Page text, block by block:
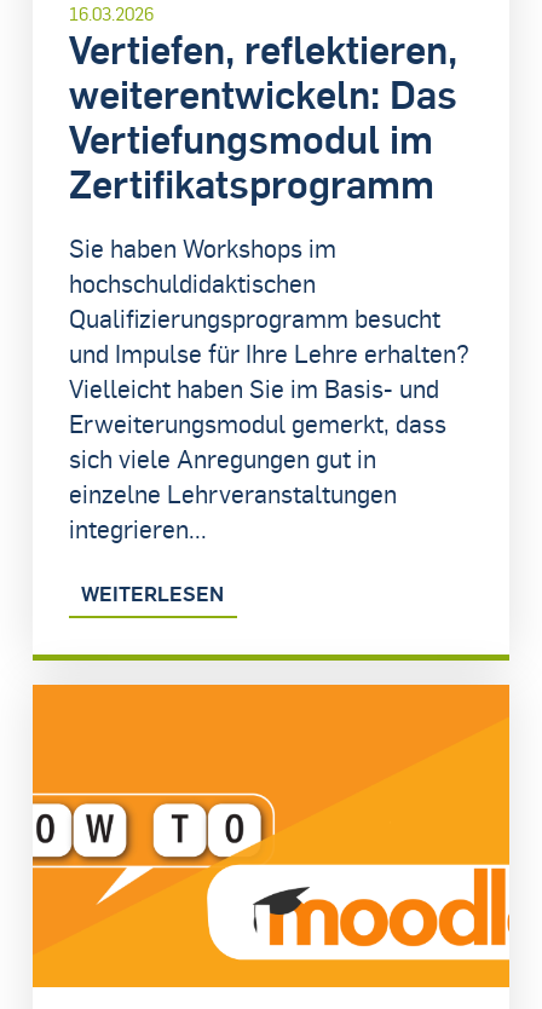
16.03.2026
Vertiefen, reflektieren,
weiterentwickeln: Das
Vertiefungsmodul im
Zertifikatsprogramm
Sie haben Workshops im
hochschuldidaktischen
Qualifizierungsprogramm besucht
und Impulse für Ihre Lehre erhalten?
Vielleicht haben Sie im Basis- und
Erweiterungsmodul gemerkt, dass
sich viele Anregungen gut in
einzelne Lehrveranstaltungen
integrieren...
WEITERLESEN